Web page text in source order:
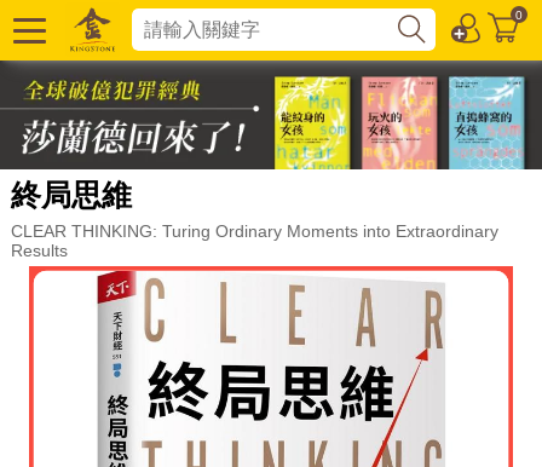
0
終局思維
CLEAR THINKING: Turing Ordinary Moments into Extraordinary
Results